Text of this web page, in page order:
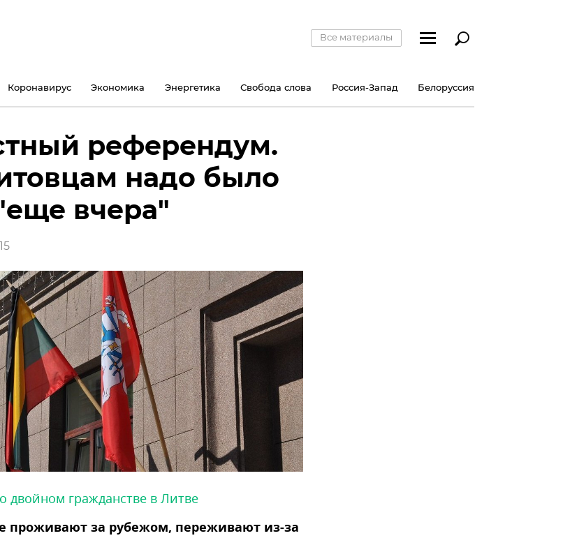
Все материалы
Коронавирус Экономика Энергетика Свобода слова Россия-Запад Белоруссия
референдум.
надо было
вчера"
двойном гражданстве в Литве
проживают за рубежом, переживают из-за